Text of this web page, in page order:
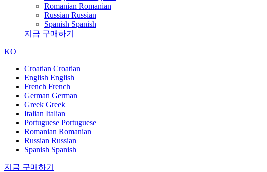
Romanian Romanian
Russian Russian
Spanish Spanish
지금 구매하기
KO
Croatian Croatian
English English
French French
German German
Greek Greek
Italian Italian
Portuguese Portuguese
Romanian Romanian
Russian Russian
Spanish Spanish
지금 구매하기